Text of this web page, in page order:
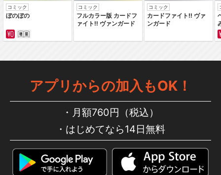
コミック
ぼのぼの
コミック
フルカラー版 カードフ
ァイト‼ ヴァンガード
コミック
カードファイト‼ ヴァ
ンガード
アプリからの加入もOK！
月額760円（税込）
はじめてなら14日無料